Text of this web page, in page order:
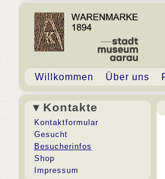
Willkommen Über uns
▾ Kontakte
Kontaktformular
Gesucht
Besucherinfos
Shop
Impressum